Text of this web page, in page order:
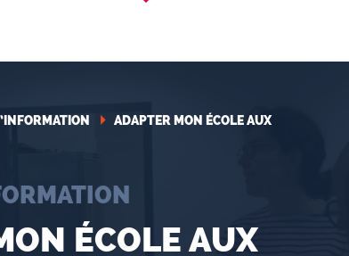
ADAPTER MON ÉCOLE AUX
ÉCOLE AUX